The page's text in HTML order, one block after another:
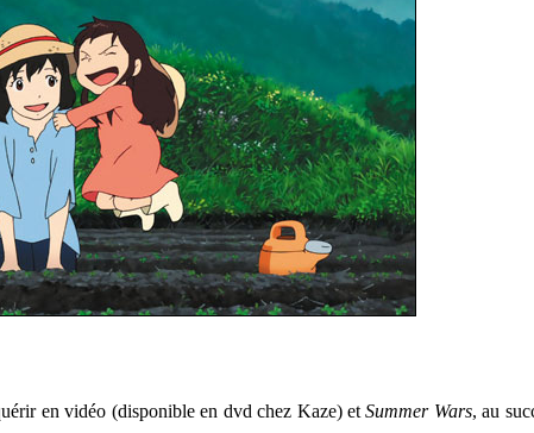
en vidéo (disponible en dvd chez Kaze) etSummer Wars, au